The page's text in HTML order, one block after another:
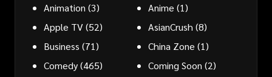
Animation (3) Anime (1)
Apple TV(52) AsianCrush (8)
Business (71) China Zone (1)
Comedy(465) Coming Soon (2)